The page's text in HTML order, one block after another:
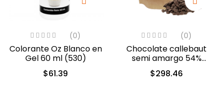
(0)
Colorante Oz Blanco en
Gel 60 ml (530)
$61.39
(0)
Chocolate callebaut
semi amargo 54%
cacao (40-803)
$298.46